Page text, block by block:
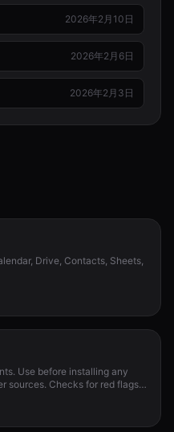
2026年2月10日
2026年2月6日
2026年2月3日
Drive, Contacts, Sheets,
Use before installing any
sources. Checks for red flags,